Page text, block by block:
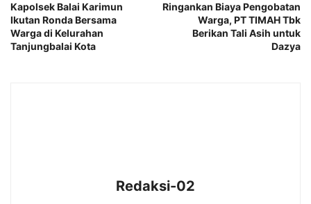
Kapolsek Balai Karimun
Ikutan Ronda Bersama
Warga di Kelurahan
Tanjungbalai Kota
Ringankan Biaya Pengobatan
Warga, PT TIMAH Tbk
Berikan Tali Asih untuk
Dazya
Redaksi-02